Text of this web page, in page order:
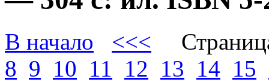
В начало <<<
8 9 10 11 12 13 14 15